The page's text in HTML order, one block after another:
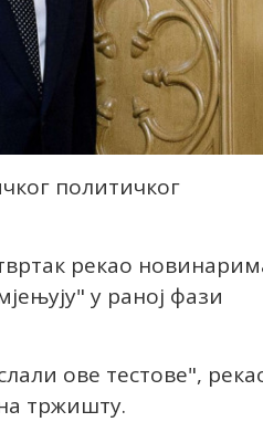
политичког
рекао
у раној фази
ове тестове",
тржишту.